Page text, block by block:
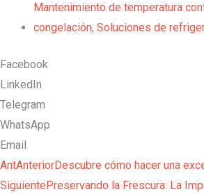
Mantenimiento de temperatura
congelación, Soluciones de
Facebook
LinkedIn
Telegram
WhatsApp
Email
AntAnteriorDescubre cómo hacer una
SiguientePreservando la Frescura: La